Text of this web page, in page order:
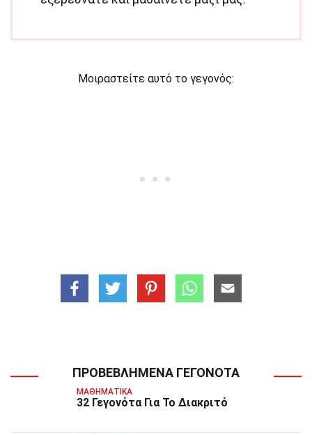
Μοιραστείτε αυτό το γεγονός:
ΠΡΟΒΕΒΛΗΜΈΝΑ ΓΕΓΟΝΌΤΑ
ΜΑΘΗΜΑΤΙΚΆ
32 Γεγονότα Για Το Διακριτό